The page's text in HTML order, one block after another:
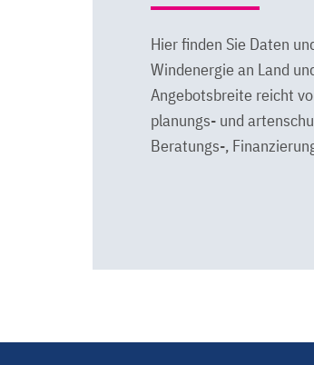
Hier finden Sie Daten
Windenergie an Land
Angebotsbreite reicht
planungs- und
Beratungs-,